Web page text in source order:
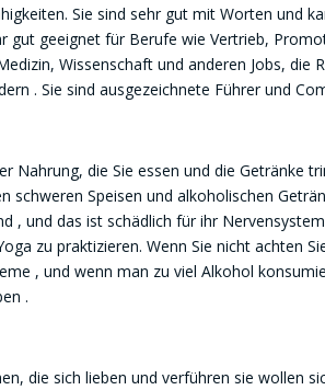
Sie sind sehr gut mit Worten und
gut geeignet für Berufe wie Vertrieb,
Wissenschaft und anderen Jobs, die
. Sie sind ausgezeichnete Führer und
Nahrung, die Sie essen und die Getränke
schweren Speisen und alkoholischen
, und das ist schädlich für ihr
zu praktizieren. Wenn Sie nicht achten
, und wenn man zu viel Alkohol
.
die sich lieben und verführen sie wollen